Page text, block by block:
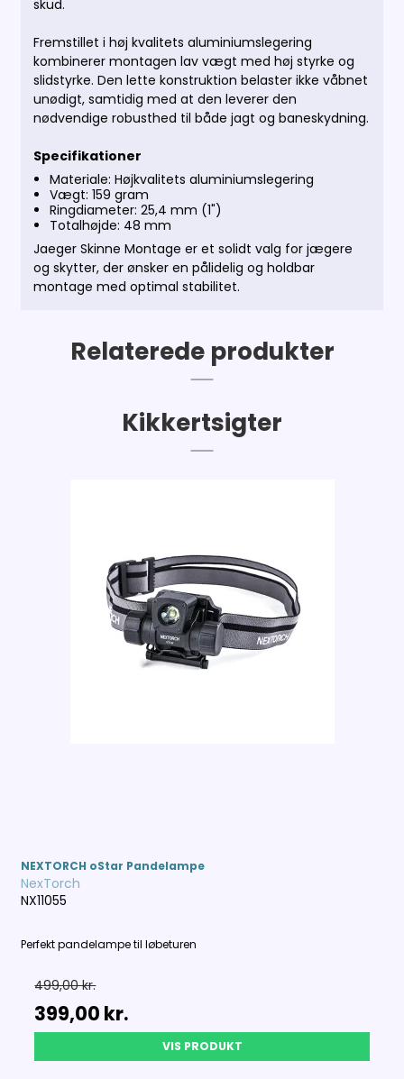
skud.
Fremstillet i høj kvalitets aluminiumslegering
kombinerer montagen lav vægt med høj styrke og
slidstyrke. Den lette konstruktion belaster ikke våbnet
unødigt, samtidig med at den leverer den
nødvendige robusthed til både jagt og baneskydning.
Specifikationer
Materiale: Højkvalitets aluminiumslegering
Vægt: 159 gram
Ringdiameter: 25,4 mm (1")
Totalhøjde: 48 mm
Jaeger Skinne Montage er et solidt valg for jægere
og skytter, der ønsker en pålidelig og holdbar
montage med optimal stabilitet.
Relaterede produkter
Kikkertsigter
NEXTORCH oStar Pandelampe
NexTorch
NX11055
Perfekt pandelampe til løbeturen
499,00 kr.
399,00 kr.
VIS PRODUKT